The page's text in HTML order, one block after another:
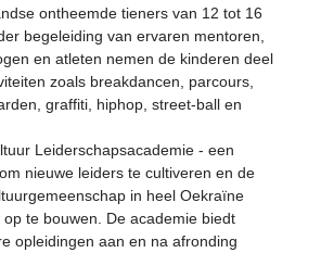
ontheemde tieners van 12 tot 16
begeleiding van ervaren mentoren,
en atleten nemen de kinderen deel
zoals breakdancen, parcours,
graffiti, hiphop, street-ball en
Leiderschapsacademie - een
nieuwe leiders te cultiveren en de
in heel Oekraïne
op te bouwen. De academie biedt
opleidingen aan en na afronding